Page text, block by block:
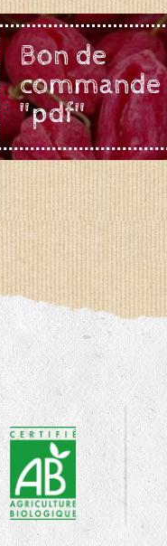
Bon de
commande
"pdf"